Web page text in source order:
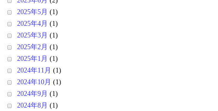
2025年5月 (1)
2025年4月 (1)
2025年3月 (1)
2025年2月 (1)
2025年1月 (1)
2024年11月 (1)
2024年10月 (1)
2024年9月 (1)
2024年8月 (1)